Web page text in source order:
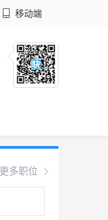
移动端
更多职位